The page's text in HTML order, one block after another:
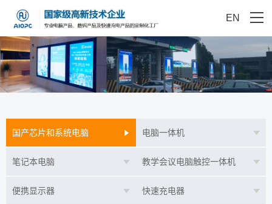
EN
国产芯片和系统电脑 电脑一体机
笔记本电脑 教学会议电脑触控一体机
便携显示器 快速充电器